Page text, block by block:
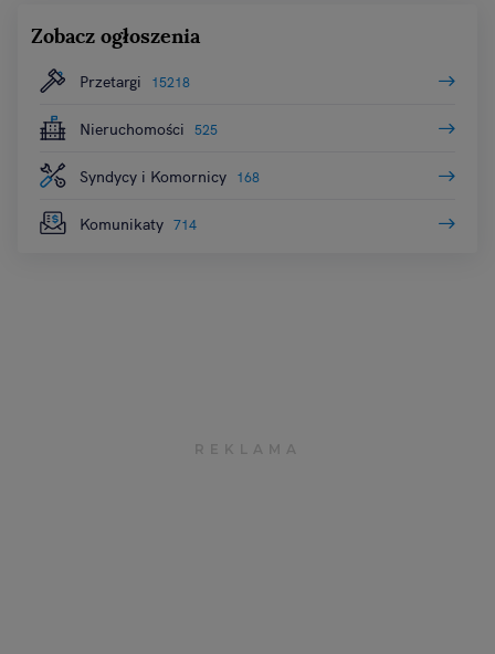
Zobacz ogłoszenia
Przetargi 15218
Nieruchomości 525
Syndycy i Komornicy 168
Komunikaty 714